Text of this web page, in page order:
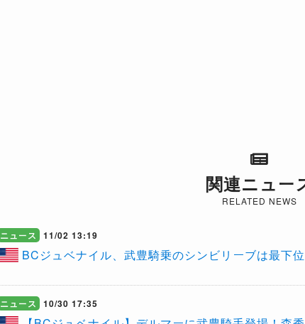
関連ニュー
RELATED NEWS
ニュース 11/02 13:19
BCジュベナイル、武豊騎乗のシンビリーブは最下
ニュース 10/30 17:35